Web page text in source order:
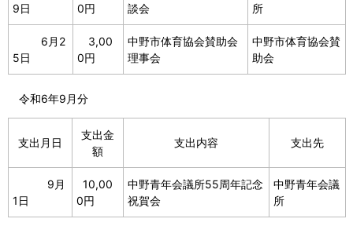
9日
0円
談会
所
6月2
5日
3,00
0円
中野市体育協会賛助会
理事会
中野市体育協会賛
助会
令和6年9月分
支出月日
支出金
額
支出内容 支出先
9月
1日
10,00
0円
中野青年会議所55周年記念
祝賀会
中野青年会議
所